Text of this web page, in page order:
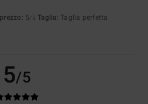
: 5/5 Taglia: Taglia perfetta
5/5